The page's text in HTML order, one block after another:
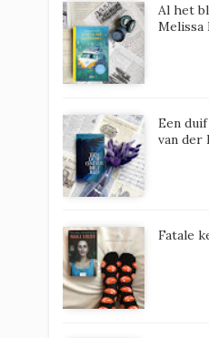
Al het
Melissa
Een
van der
Fatale